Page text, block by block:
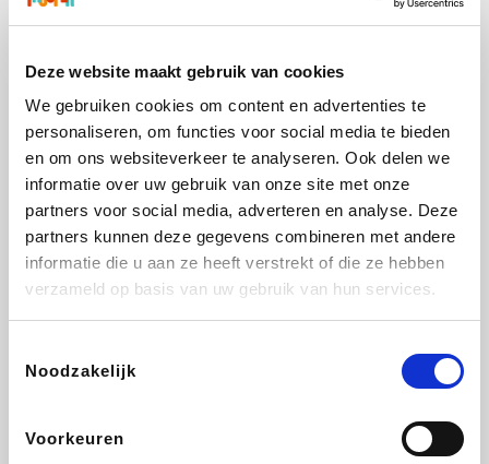
Deze website maakt gebruik van cookies
We gebruiken cookies om content en advertenties te
personaliseren, om functies voor social media te bieden
en om ons websiteverkeer te analyseren. Ook delen we
informatie over uw gebruik van onze site met onze
partners voor social media, adverteren en analyse. Deze
partners kunnen deze gegevens combineren met andere
informatie die u aan ze heeft verstrekt of die ze hebben
verzameld op basis van uw gebruik van hun services.
Noodzakelijk
Voorkeuren
Weekendesk Sarenza Schiesser Interhome
Lufthansa